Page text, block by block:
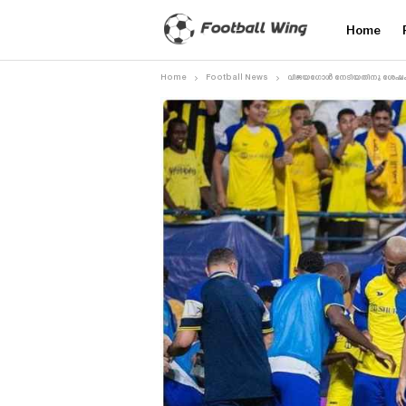
Home
Home Football News വിജയഗോൾ നേടിയതിനു